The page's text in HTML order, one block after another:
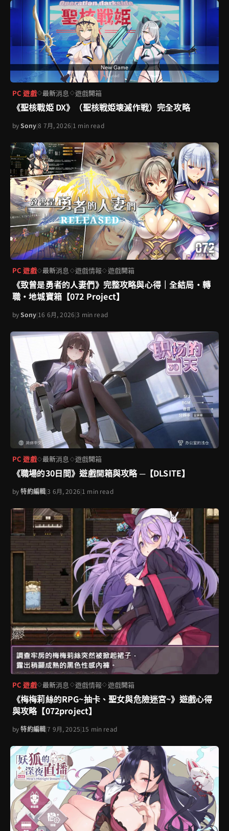
PC 遊戲◇最新消息 ◇遊戲開箱
《聖核戰姫 DX》（聖核戦姫壊滅作戦）完全攻略
bySony|8 7月, 2026|1 min read
PC 遊戲◇最新消息 ◇遊戲情報◇遊戲開箱
《致曾是勇者的人妻們》完整攻略與心得｜全結局・轉
職・地城寶箱【072 Project】
bySony|16 6月, 2026|3 min read
PC 遊戲◇最新消息 ◇遊戲開箱
《職場的30日間》遊戲開箱與攻略 ─【DLSITE】
by特約編輯|3 6月, 2026|1 min read
PC 遊戲◇最新消息 ◇遊戲情報◇遊戲開箱
《梅梅莉絲的RPG~抽卡、聖女與危險迷宮~》遊戲心得
與攻略【072project】
by特約編輯|7 9月, 2025|15 min read